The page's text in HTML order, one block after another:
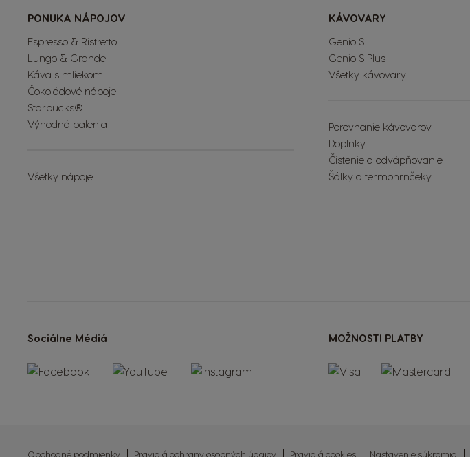
PONUKA NÁPOJOV
Espresso & Ristretto
Lungo & Grande
Káva s mliekom
Čokoládové nápoje
Starbucks®
Výhodná balenia
Všetky nápoje
KÁVOVARY
Genio S
Genio S Plus
Všetky kávovary
Porovnanie kávovarov
Doplnky
Čistenie a odvápňovanie
Šálky a termohrnčeky
Sociálne Médiá MOŽNOSTI PLATBY
Obchodné podmienky Pravidlá ochrany osobných údajov Pravidlá cookies Nastavenie súkromia